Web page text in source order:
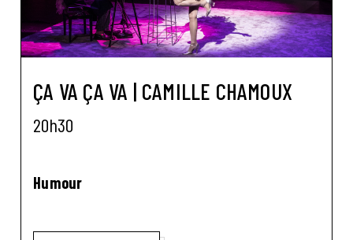
ÇA VA ÇA VA | CAMILLE CHAMOUX
20h30
Humour